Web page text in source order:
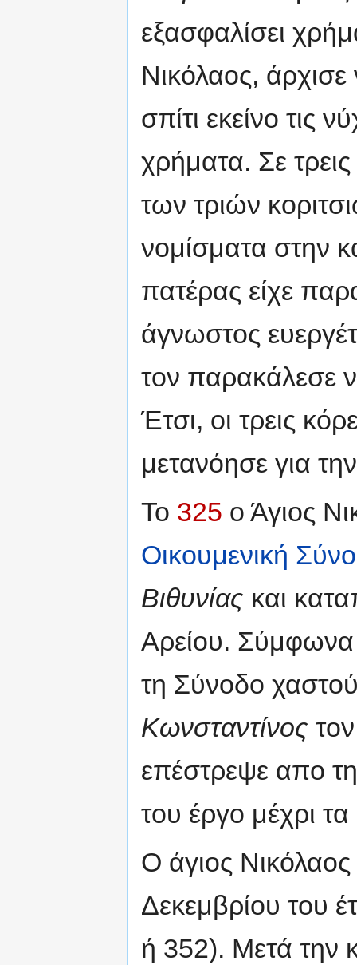
εξασφαλίσει
Νικόλαος,
σπίτι εκείνο τις
χρήματα. Σε
των τριών
νομίσματα στην
πατέρας είχε
άγνωστος
τον παρακάλεσε
Έτσι, οι τρεις
μετανόησε για
Το 325 ο Άγιος
Οικουμενική
Βιθυνίας και
Αρείου. Σύμφωνα
τη Σύνοδο
Κωνσταντίνος
επέστρεψε απο
του έργο μέχρι
Ο άγιος Νικόλαος
Δεκεμβρίου του
ή 352). Μετά την